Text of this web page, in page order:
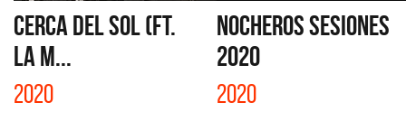
CERCA DEL SOL (FT.
LA M...
2020
NOCHEROS SESIONES
2020
2020